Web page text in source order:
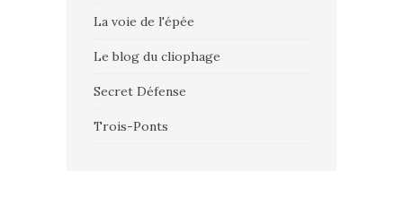
La voie de l'épée
Le blog du cliophage
Secret Défense
Trois-Ponts